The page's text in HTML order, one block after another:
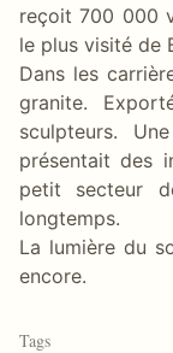
reçoit 700 000
le plus visité de
Dans les
granite.
sculpteurs.
présentait des
petit secteur
longtemps.
La lumière du
encore.
Tags